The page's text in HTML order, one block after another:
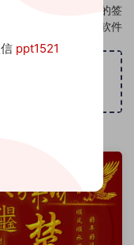
音快手小红书很火的签
家姓氏头像制作教程软件
ppt1521